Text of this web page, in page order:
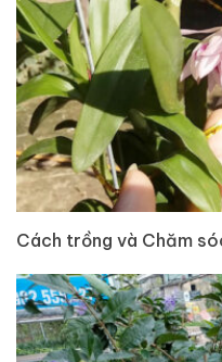
Cách trồng và Chăm